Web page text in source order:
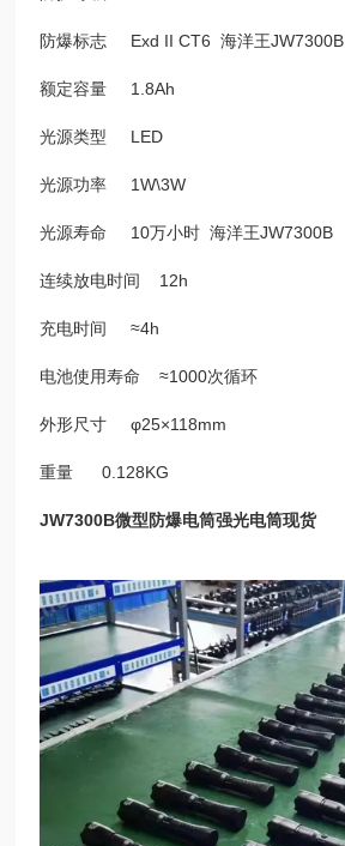
防爆标志 Exd II CT6 海洋王JW7300B
额定容量 1.8Ah
光源类型 LED
光源功率 1W\3W
光源寿命 10万小时 海洋王JW7300B
连续放电时间 12h
充电时间 ≈4h
电池使用寿命 ≈1000次循环
外形尺寸 φ25×118mm
重量 0.128KG
JW7300B微型防爆电筒强光电筒现货